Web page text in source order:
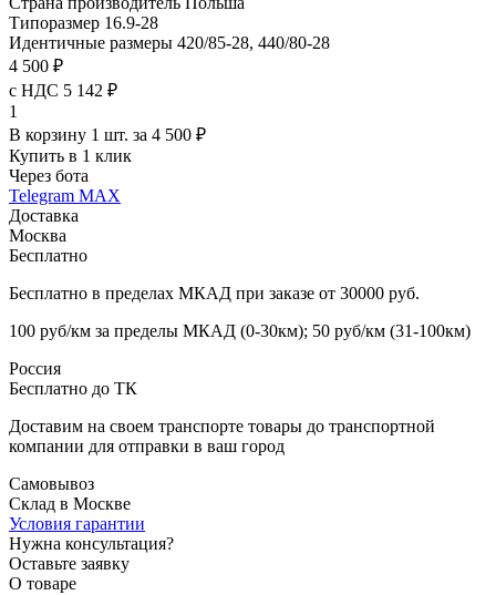
Типоразмер 16.9-28
Идентичные размеры 420/85-28, 440/80-28
4 500 ₽
с НДС 5 142 ₽
1
В корзину 1 шт. за 4 500 ₽
Купить в 1 клик
Через бота
Telegram MAX
Доставка
Москва
Бесплатно
Бесплатно в пределах МКАД при заказе от 30000 руб.
100 руб/км за пределы МКАД (0-30км); 50 руб/км (31-100км)
Россия
Бесплатно до ТК
Доставим на своем транспорте товары до транспортной
компании для отправки в ваш город
Самовывоз
Склад в Москве
Условия гарантии
Нужна консультация?
Оставьте заявку
О товаре